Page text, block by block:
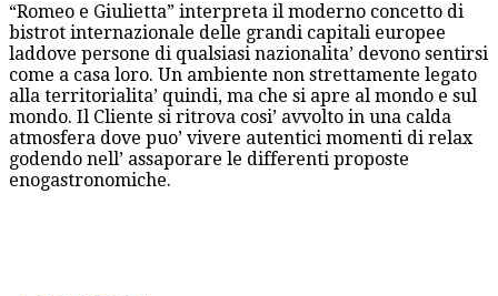
“Romeo e Giulietta” interpreta il moderno concetto di
bistrot internazionale delle grandi capitali europee
laddove persone di qualsiasi nazionalita’ devono sentirsi
come a casa loro. Un ambiente non strettamente legato
alla territorialita’ quindi, ma che si apre al mondo e sul
mondo. Il Cliente si ritrova cosi’ avvolto in una calda
atmosfera dove puo’ vivere autentici momenti di relax
godendo nell’ assaporare le differenti proposte
enogastronomiche.